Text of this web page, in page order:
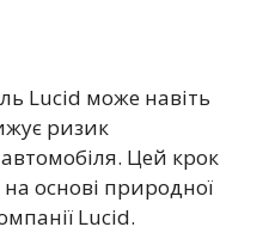
Lucid може навіть
ризик
Цей крок
основі природної
Lucid.